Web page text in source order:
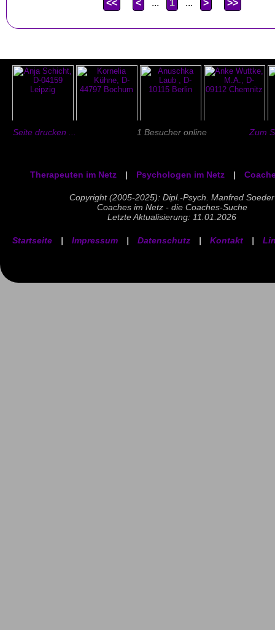
<< < ... 1 ... > >>
Seite drucken ... 1 Besucher online Zum
Therapeuten im Netz | Psychologen im Netz |
Copyright (2005-2025): Dipl.-Psych. Manfred Soeder
Coaches im Netz - die Coaches-Suche
Letzte Aktualisierung: 11.01.2026
Startseite | Impressum | Datenschutz | Kontakt |